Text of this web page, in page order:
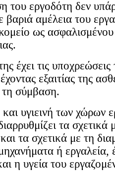
του εργοδότη δεν
βαριά αμέλεια του
ως
έχει τις
εξαιτίας της
τη σύμβαση.
υγιεινή των χώρων
τα σχετικά
τα σχετικά με τη
ή εργαλεία,
η υγεία του